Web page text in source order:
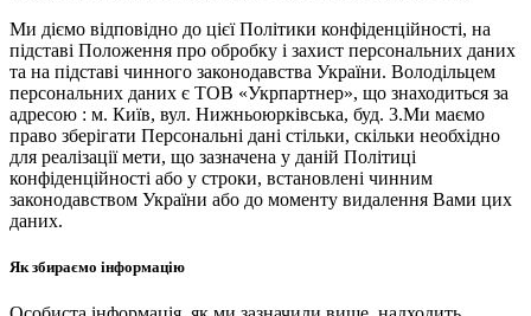
Ми діємо відповідно до цієї Політики конфіденційності, на
підставі Положення про обробку і захист персональних даних
та на підставі чинного законодавства України. Володільцем
персональних даних є ТОВ «Укрпартнер», що знаходиться за
адресою : м. Київ, вул. Нижньоюркiвська, буд. 3.Ми маємо
право зберігати Персональні дані стільки, скільки необхідно
для реалізації мети, що зазначена у даній Політиці
конфіденційності або у строки, встановлені чинним
законодавством України або до моменту видалення Вами цих
даних.
Як збираємо інформацію